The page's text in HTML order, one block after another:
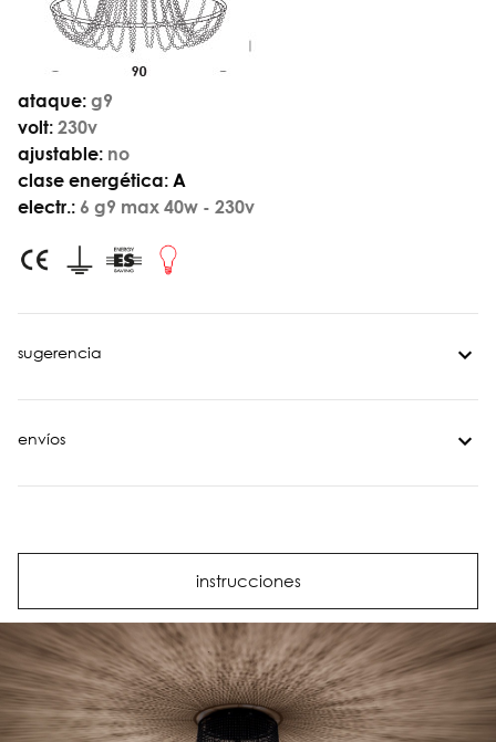
ataque: g9
volt: 230v
ajustable: no
clase energética: A
electr.: 6 g9 max 40w - 230v
sugerencia
envíos
instrucciones